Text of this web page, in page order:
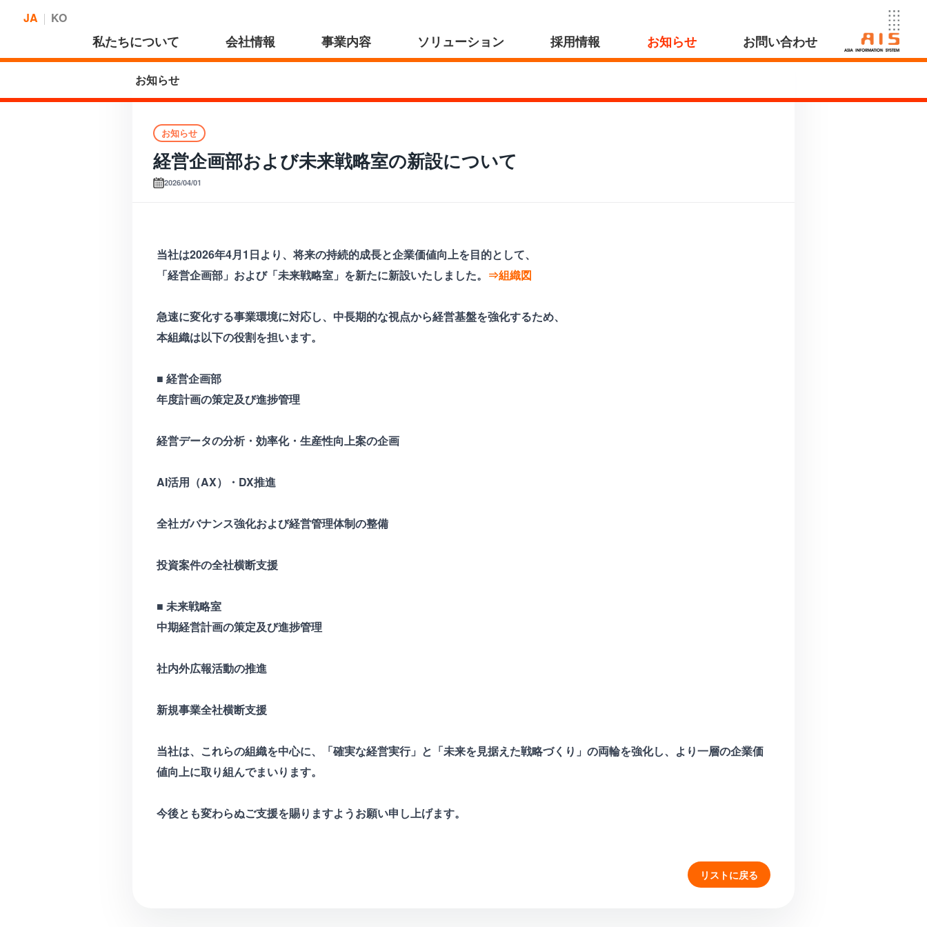
JA KO
私たちについて 会社情報 事業内容 ソリューション 採用情報 お知らせ お問い合わせ
お知らせ
お知らせ
経営企画部および未来戦略室の新設について
2026/04/01
当社は2026年4月1日より、将来の持続的成長と企業価値向上を目的として、
「経営企画部」および「未来戦略室」を新たに新設いたしました。 ⇒組織図
急速に変化する事業環境に対応し、中長期的な視点から経営基盤を強化するため、
本組織は以下の役割を担います。
■ 経営企画部
年度計画の策定及び進捗管理
経営データの分析・効率化・生産性向上案の企画
AI活用（AX）・DX推進
全社ガバナンス強化および経営管理体制の整備
投資案件の全社横断支援
■ 未来戦略室
中期経営計画の策定及び進捗管理
社内外広報活動の推進
新規事業全社横断支援
当社は、これらの組織を中心に、「確実な経営実行」と「未来を見据えた戦略づくり」の両輪を強化し、より一層の企業価
値向上に取り組んでまいります。
今後とも変わらぬご支援を賜りますようお願い申し上げます。
リストに戻る